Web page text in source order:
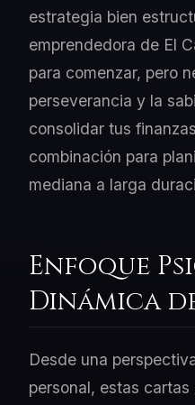
estrategia bien
emprendedora de El
para comenzar, pero
perseverancia y la
consolidar tus
combinación para
mediana a larga
Enfoque
Dinámica
Desde una
personal, estas